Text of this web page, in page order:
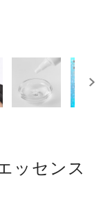
ッセンス